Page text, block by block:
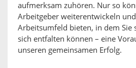
aufmerksam zuhören. Nur so
Arbeitgeber weiterentwickeln
Arbeitsumfeld bieten, in dem Sie
sich entfalten können – eine
unseren gemeinsamen Erfolg.